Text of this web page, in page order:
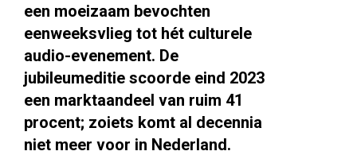
een moeizaam bevochten
eenweeksvlieg tot hét culturele
audio-evenement. De
jubileumeditie scoorde eind 2023
een marktaandeel van ruim 41
procent; zoiets komt al decennia
niet meer voor in Nederland.